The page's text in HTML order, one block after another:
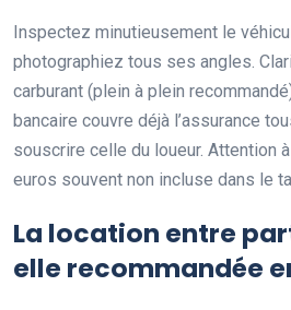
Inspectez minutieusement le
photographiez tous ses angles.
carburant (plein à plein
bancaire couvre déjà l’assurance
souscrire celle du loueur. Attention
euros souvent non incluse dans le
La location entre
elle recommandée